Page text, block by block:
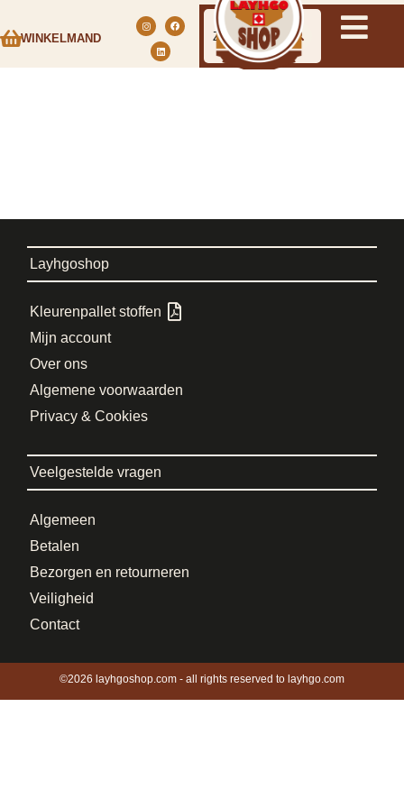
WINKELMAND
Layhgoshop
Kleurenpallet stoffen
Mijn account
Over ons
Algemene voorwaarden
Privacy & Cookies
Veelgestelde vragen
Algemeen
Betalen
Bezorgen en retourneren
Veiligheid
Contact
©2026 layhgoshop.com - all rights reserved to layhgo.com